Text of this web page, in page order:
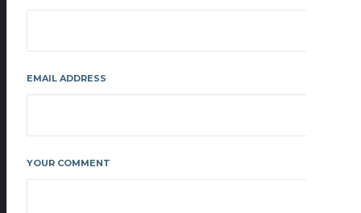
EMAIL ADDRESS
YOUR COMMENT